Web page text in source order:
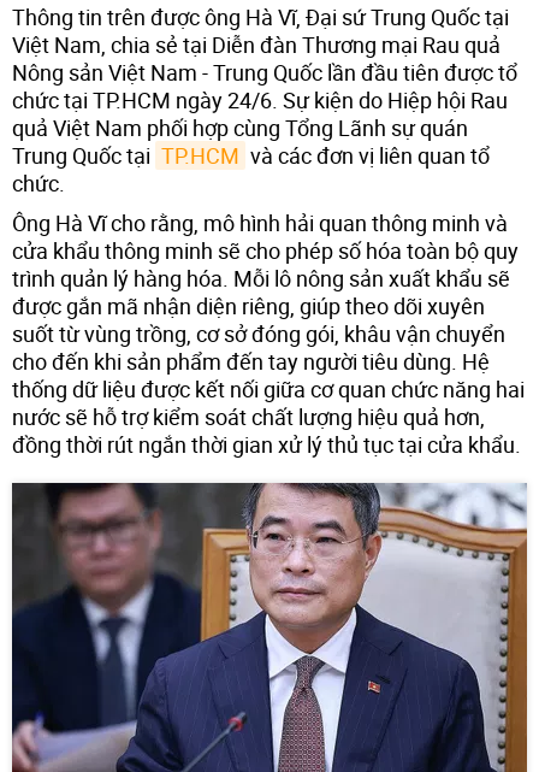
Thông tin trên được ông Hà Vĩ, Đại sứ Trung Quốc tại
Việt Nam, chia sẻ tại Diễn đàn Thương mại Rau quả
Nông sản Việt Nam - Trung Quốc lần đầu tiên được tổ
chức tại TP.HCM ngày 24/6. Sự kiện do Hiệp hội Rau
quả Việt Nam phối hợp cùng Tổng Lãnh sự quán
Trung Quốc tại TP.HCM và các đơn vị liên quan tổ
chức.
Ông Hà Vĩ cho rằng, mô hình hải quan thông minh và
cửa khẩu thông minh sẽ cho phép số hóa toàn bộ quy
trình quản lý hàng hóa. Mỗi lô nông sản xuất khẩu sẽ
được gắn mã nhận diện riêng, giúp theo dõi xuyên
suốt từ vùng trồng, cơ sở đóng gói, khâu vận chuyển
cho đến khi sản phẩm đến tay người tiêu dùng. Hệ
thống dữ liệu được kết nối giữa cơ quan chức năng hai
nước sẽ hỗ trợ kiểm soát chất lượng hiệu quả hơn,
đồng thời rút ngắn thời gian xử lý thủ tục tại cửa khẩu.